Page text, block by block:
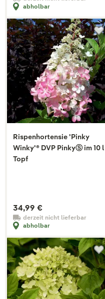
abholbar
Rispenhortensie 'Pinky
Winky'® DVP PinkyⓈ im 10 l
Topf
34,99 €
derzeit nicht lieferbar
abholbar